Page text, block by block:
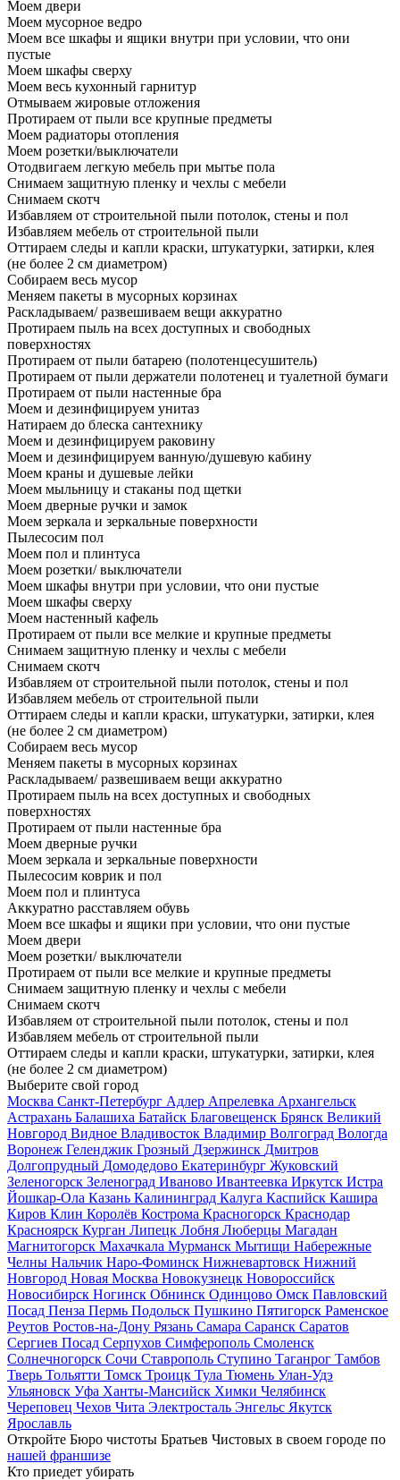
Моем двери
Моем мусорное ведро
Моем все шкафы и ящики внутри при условии, что они
пустые
Моем шкафы сверху
Моем весь кухонный гарнитур
Отмываем жировые отложения
Протираем от пыли все крупные предметы
Моем радиаторы отопления
Моем розетки/выключатели
Отодвигаем легкую мебель при мытье пола
Снимаем защитную пленку и чехлы с мебели
Снимаем скотч
Избавляем от строительной пыли потолок, стены и пол
Избавляем мебель от строительной пыли
Оттираем следы и капли краски, штукатурки, затирки, клея
(не более 2 см диаметром)
Собираем весь мусор
Меняем пакеты в мусорных корзинах
Раскладываем/ развешиваем вещи аккуратно
Протираем пыль на всех доступных и свободных
поверхностях
Протираем от пыли батарею (полотенцесушитель)
Протираем от пыли держатели полотенец и туалетной бумаги
Протираем от пыли настенные бра
Моем и дезинфицируем унитаз
Натираем до блеска сантехнику
Моем и дезинфицируем раковину
Моем и дезинфицируем ванную/душевую кабину
Моем краны и душевые лейки
Моем мыльницу и стаканы под щетки
Моем дверные ручки и замок
Моем зеркала и зеркальные поверхности
Пылесосим пол
Моем пол и плинтуса
Моем розетки/ выключатели
Моем шкафы внутри при условии, что они пустые
Моем шкафы сверху
Моем настенный кафель
Протираем от пыли все мелкие и крупные предметы
Снимаем защитную пленку и чехлы с мебели
Снимаем скотч
Избавляем от строительной пыли потолок, стены и пол
Избавляем мебель от строительной пыли
Оттираем следы и капли краски, штукатурки, затирки, клея
(не более 2 см диаметром)
Собираем весь мусор
Меняем пакеты в мусорных корзинах
Раскладываем/ развешиваем вещи аккуратно
Протираем пыль на всех доступных и свободных
поверхностях
Протираем от пыли настенные бра
Моем дверные ручки
Моем зеркала и зеркальные поверхности
Пылесосим коврик и пол
Моем пол и плинтуса
Аккуратно расставляем обувь
Моем все шкафы и ящики при условии, что они пустые
Моем двери
Моем розетки/ выключатели
Протираем от пыли все мелкие и крупные предметы
Снимаем защитную пленку и чехлы с мебели
Снимаем скотч
Избавляем от строительной пыли потолок, стены и пол
Избавляем мебель от строительной пыли
Оттираем следы и капли краски, штукатурки, затирки, клея
(не более 2 см диаметром)
Выберите свой город
Москва Санкт-Петербург Адлер Апрелевка Архангельск
Астрахань Балашиха Батайск Благовещенск Брянск Великий
Новгород Видное Владивосток Владимир Волгоград Вологда
Воронеж Геленджик Грозный Дзержинск Дмитров
Долгопрудный Домодедово Екатеринбург Жуковский
Зеленогорск Зеленоград Иваново Ивантеевка Иркутск Истра
Йошкар-Ола Казань Калининград Калуга Каспийск Кашира
Киров Клин Королёв Кострома Красногорск Краснодар
Красноярск Курган Липецк Лобня Люберцы Магадан
Магнитогорск Махачкала Мурманск Мытищи Набережные
Челны Нальчик Наро-Фоминск Нижневартовск Нижний
Новгород Новая Москва Новокузнецк Новороссийск
Новосибирск Ногинск Обнинск Одинцово Омск Павловский
Посад Пенза Пермь Подольск Пушкино Пятигорск Раменское
Реутов Ростов-на-Дону Рязань Самара Саранск Саратов
Сергиев Посад Серпухов Симферополь Смоленск
Солнечногорск Сочи Ставрополь Ступино Таганрог Тамбов
Тверь Тольятти Томск Троицк Тула Тюмень Улан-Удэ
Ульяновск Уфа Ханты-Мансийск Химки Челябинск
Череповец Чехов Чита Электросталь Энгельс Якутск
Ярославль
Откройте Бюро чистоты Братьев Чистовых в своем городе по
нашей франшизе
Кто приедет убирать